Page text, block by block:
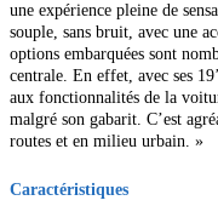
une expérience pleine de
souple, sans bruit, avec une
options embarquées sont
centrale. En effet, avec ses
aux fonctionnalités de la
malgré son gabarit. C’est
routes et en milieu urbain. »
Caractéristiques